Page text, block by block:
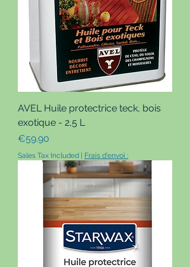
AVEL Huile protectrice teck, bois
exotique - 2,5 L
Price
€59.90
Sales Tax Included Frais d'envoi :